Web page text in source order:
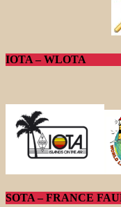
IOTA – WLOTA
SOTA – FRANCE